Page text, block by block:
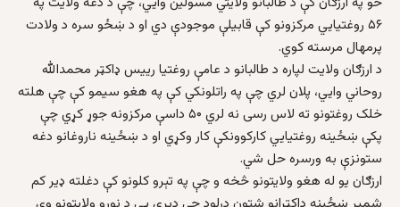
۵۶ روغتيايي مرکزونو کې قابیلې موجودې دي او د ښځو سره د ولادت
پرمهال مرسته کوي.
د ارزګان ولايت لپاره د طالبانو د عامې روغتيا ریيس ډاکټر محمدالله
روحاني وايي، پلان لري چې په راتلونکي کې په هغو سيمو کې چې هلته
خلک روغتونو ته لاس رسی نه لري ۵۰ داسې مرکزونه جوړ کړي چې
پکې ښځينه روغتيايي کارکوونکې کار وکړي او د ښځينه ناروغانو دغه
ستونزې به ورسره حل شي.
ارزګان یو له هغو ولایتونو څخه و چې په تېرو کلونو کې دغلته ډير کم